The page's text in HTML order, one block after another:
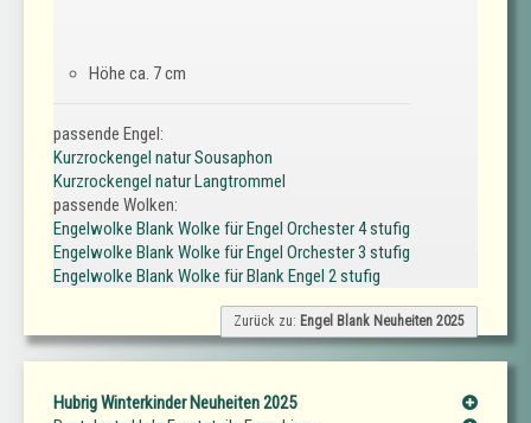
Höhe ca. 7 cm
passende Engel:
Kurzrockengel natur Sousaphon
Kurzrockengel natur Langtrommel
passende Wolken:
Engelwolke Blank Wolke für Engel Orchester 4 stufig
Engelwolke Blank Wolke für Engel Orchester 3 stufig
Engelwolke Blank Wolke für Blank Engel 2 stufig
Zurück zu: Engel Blank Neuheiten 2025
Hubrig Winterkinder Neuheiten 2025